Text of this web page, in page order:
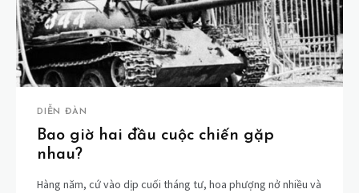
DIỄN ĐÀN
Bao giờ hai đầu cuộc chiến gặp
nhau?
Hàng năm, cứ vào dịp cuối tháng tư, hoa phượng nở nhiều và